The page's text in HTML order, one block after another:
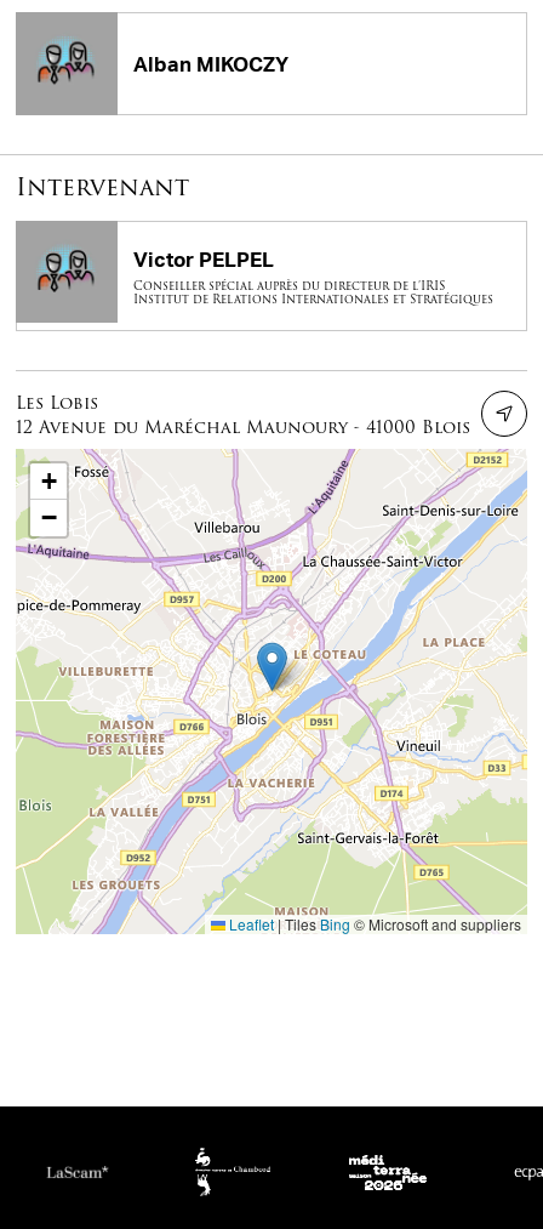
Alban MIKOCZY
Intervenant
Victor PELPEL
Conseiller spécial auprès du directeur de l’IRIS
Institut de Relations Internationales et Stratégiques
Les Lobis
12 Avenue du Maréchal Maunoury - 41000 Blois
+
−
Leaflet |TilesBing © Microsoft and suppliers